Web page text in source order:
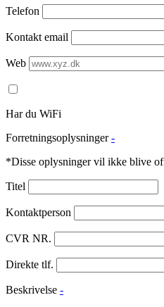
Telefon
Kontakt email
Web
Har du WiFi
Forretningsoplysninger -
*Disse oplysninger vil ikke blive
Titel
Kontaktperson
CVR NR.
Direkte tlf.
Beskrivelse -